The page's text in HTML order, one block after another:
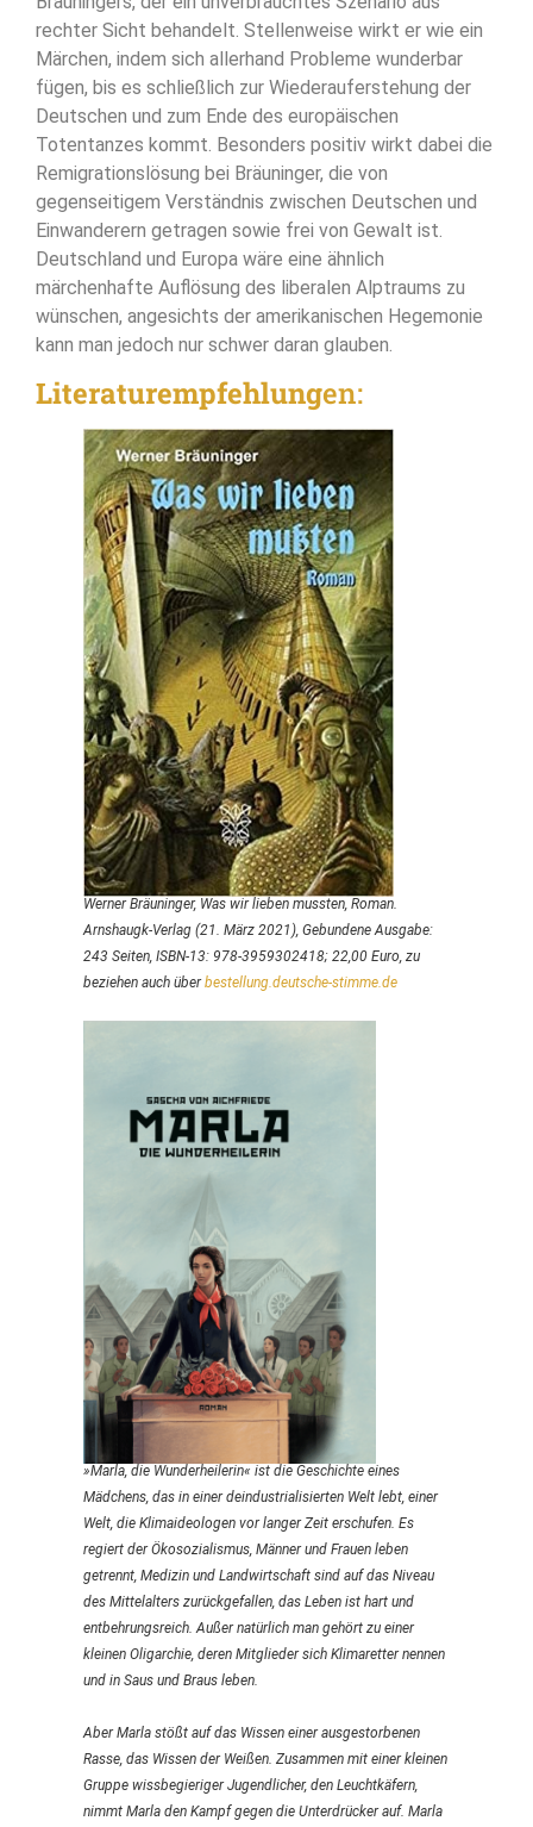
rechter Sicht behandelt. Stellenweise wirkt er wie ein
Märchen, indem sich allerhand Probleme wunderbar
fügen, bis es schließlich zur Wiederauferstehung der
Deutschen und zum Ende des europäischen
Totentanzes kommt. Besonders positiv wirkt dabei die
Remigrationslösung bei Bräuninger, die von
gegenseitigem Verständnis zwischen Deutschen und
Einwanderern getragen sowie frei von Gewalt ist.
Deutschland und Europa wäre eine ähnlich
märchenhafte Auflösung des liberalen Alptraums zu
wünschen, angesichts der amerikanischen Hegemonie
kann man jedoch nur schwer daran glauben.
Literaturempfehlungen:
Werner Bräuninger, Was wir lieben mussten, Roman.
Arnshaugk-Verlag (21. März 2021), Gebundene Ausgabe: ‎
243 Seiten, ISBN-13: 978-3959302418; 22,00 Euro, zu
beziehen auch überbestellung.deutsche-stimme.de
»Marla, die Wunderheilerin« ist die Geschichte eines
Mädchens, das in einer deindustrialisierten Welt lebt, einer
Welt, die Klimaideologen vor langer Zeit erschufen. Es
regiert der Ökosozialismus, Männer und Frauen leben
getrennt, Medizin und Landwirtschaft sind auf das Niveau
des Mittelalters zurückgefallen, das Leben ist hart und
entbehrungsreich. Außer natürlich man gehört zu einer
kleinen Oligarchie, deren Mitglieder sich Klimaretter nennen
und in Saus und Braus leben.
Aber Marla stößt auf das Wissen einer ausgestorbenen
Rasse, das Wissen der Weißen. Zusammen mit einer kleinen
Gruppe wissbegieriger Jugendlicher, den Leuchtkäfern,
nimmt Marla den Kampf gegen die Unterdrücker auf. Marla